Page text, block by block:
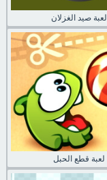
لعبة صيد الغزلان
لعبة قطع الحبل